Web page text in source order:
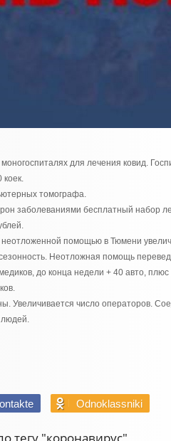
моногоспиталях для лечения ковид.
коек.
томографа.
заболеваниями бесплатный набор
помощью в Тюмени
Неотложная помощь
до конца недели + 40 авто,
Увеличивается число операторов.
людей.
Odnoklassniki